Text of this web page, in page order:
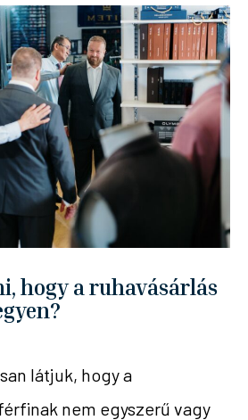
hogy a ruhavásárlás
látjuk, hogy a
nem egyszerű vagy